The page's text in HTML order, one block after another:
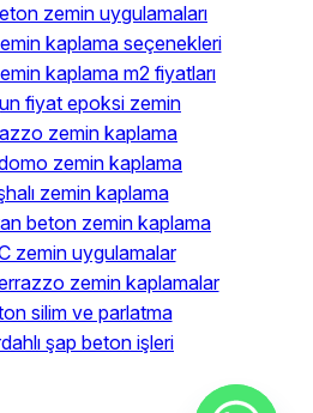
zemin uygulamaları
kaplama seçenekleri
kaplama m2 fiyatları
fiyat epoksi zemin
zemin kaplama
zemin kaplama
zemin kaplama
beton zemin kaplama
zemin uygulamalar
zemin kaplamalar
silim ve parlatma
şap beton işleri